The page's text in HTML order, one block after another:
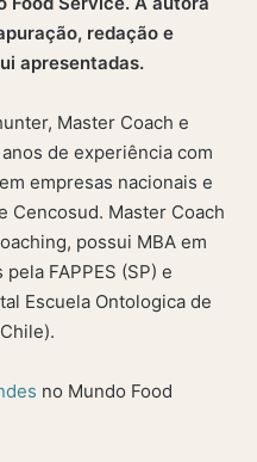
redação e
apresentadas.
Master Coach e
de experiência com
empresas nacionais e
Cencosud. Master Coach
possui MBA em
FAPPES (SP) e
Escuela Ontologica de
no Mundo Food